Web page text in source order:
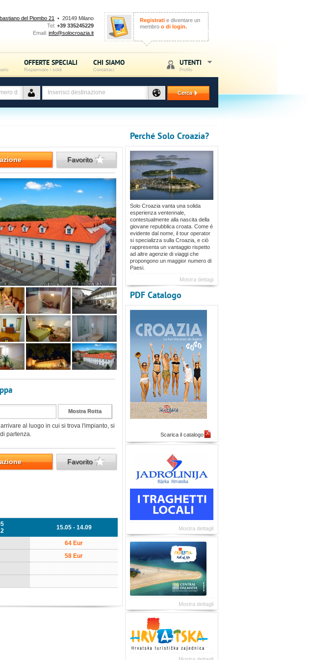
del Piombo 21
• 20149 Milano
Tel: +39 335245229
Email: info@solocroazia.it
Registrati e diventare un
membro o di login.
OFFERTE SPECIALI
Risparmiate i soldi
CHI SIAMO
Contattaci
UTENTI
Profilo
Cerca
Favorito
Mostra Rotta
al luogo in cui si trova l'impianto, si
partenza.
Favorito
15.05 - 14.09
64 Eur
58 Eur
Perché Solo Croazia?
Solo Croazia vanta una solida
esperienza ventennale,
contestualmente alla nascita della
giovane repubblica croata. Come è
evidente dal nome, il tour operator
si specializza sulla Croazia, e ciò
rappresenta un vantaggio rispetto
ad altre agenzie di viaggi che
propongono un maggior numero di
Paesi.
Mostra dettagi
PDF Catalogo
Scarica il catalogo
Mostra dettagli
Mostra dettagli